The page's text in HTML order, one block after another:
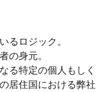
るロジック。
の身元。
る特定の個人もしく
居住国における弊社